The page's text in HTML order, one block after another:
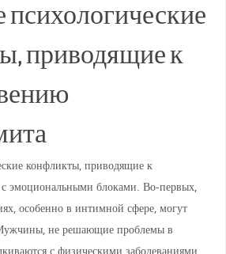
приводящие к
конфликты, приводящие к
эмоциональными блоками. Во-первых,
особенно в интимной сфере, могут
не решающие проблемы в
с физическими заболеваниями.